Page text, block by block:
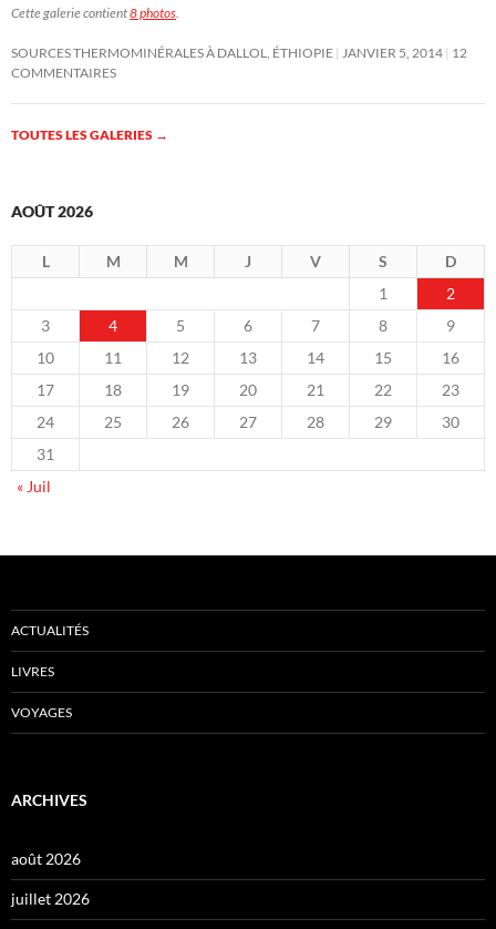
Cette galerie contient8 photos.
SOURCES THERMOMINÉRALES À DALLOL, ÉTHIOPIE JANVIER 5, 2014 12
COMMENTAIRES
TOUTES LES GALERIES →
AOÛT 2026
L M M J V S
D
1
2
3
4 5 6 7 8
9
10
11 12 13 14 15
16
17
18 19 20 21 22
23
24
25 26 27 28 29
30
31
« Juil
ACTUALITÉS
LIVRES
VOYAGES
ARCHIVES
août 2026
juillet 2026